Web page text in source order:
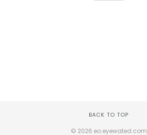
BACK TO TOP
© 2026 eo.eyewated.com